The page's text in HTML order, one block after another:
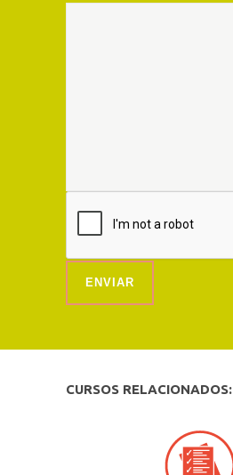
CURSOS RELACIONADOS: